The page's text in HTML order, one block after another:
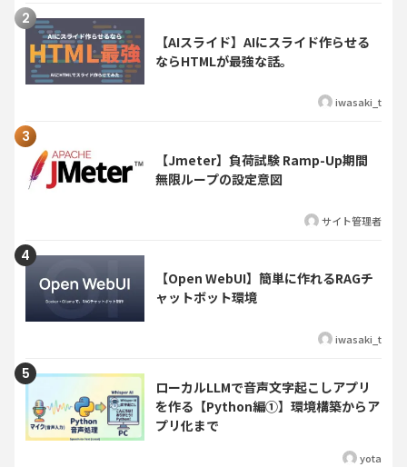
【AIスライド】AIにスライド作らせる
ならHTMLが最強な話。
iwasaki_t
【Jmeter】負荷試験 Ramp-Up期間
無限ループの設定意図
サイト管理者
【Open WebUI】簡単に作れるRAGチ
ャットボット環境
iwasaki_t
ローカルLLMで音声文字起こしアプリ
を作る【Python編①】環境構築からア
プリ化まで
yota